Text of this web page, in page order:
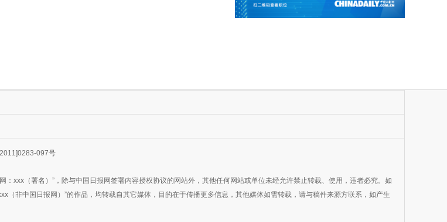
097号
：xxx（署名）”，除与中国日报网签署内容授权协议的网站外，其他任何网站或单位未经允许禁止转载、使用，违者必究。如
（非中国日报网）”的作品，均转载自其它媒体，目的在于传播更多信息，其他媒体如需转载，请与稿件来源方联系，如产生